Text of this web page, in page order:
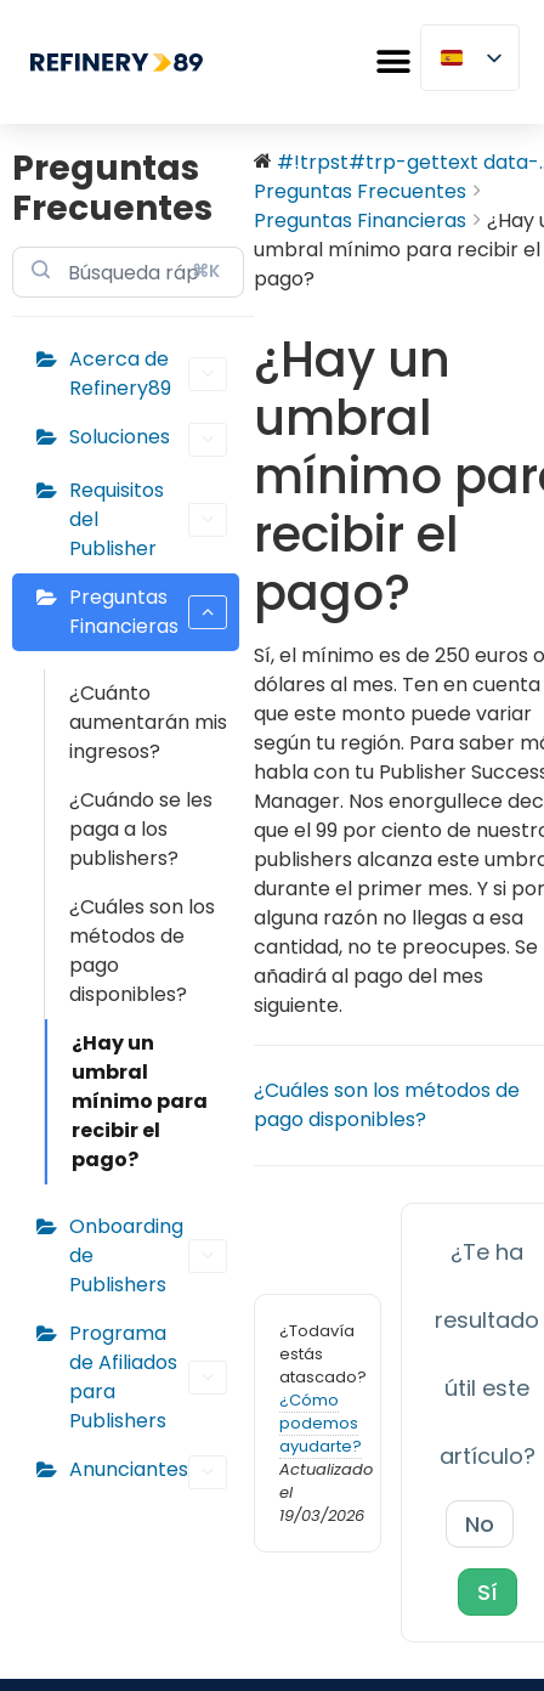
Preguntas
Frecuentes
⌘K
Acerca de
Refinery89
Soluciones
Requisitos
del
Publisher
Preguntas
Financieras
¿Cuánto
aumentarán mis
ingresos?
¿Cuándo se les
paga a los
publishers?
¿Cuáles son los
métodos de
pago
disponibles?
¿Hay un
umbral
mínimo para
recibir el
pago?
Onboarding
de
Publishers
Programa
de Afiliados
para
Publishers
Anunciantes
#!trpst#trp-gettext data-
Preguntas Frecuentes
Preguntas Financieras
¿Hay
umbral mínimo para recibir el
pago?
¿Hay un
umbral
mínimo
recibir el
pago?
Sí, el mínimo es de 250 euros o
dólares al mes. Ten en cuenta
que este monto puede variar
según tu región. Para saber
habla con tu Publisher
Manager. Nos enorgullece
que el 99 por ciento de
publishers alcanza este
durante el primer mes. Y si por
alguna razón no llegas a esa
cantidad, no te preocupes. Se
añadirá al pago del mes
siguiente.
¿Cuáles son los métodos de
pago disponibles?
¿Todavía
estás
atascado?
¿Cómo
podemos
ayudarte?
Actualizado
el
19/03/2026
¿Te ha
resultado
útil este
artículo?
No
Sí